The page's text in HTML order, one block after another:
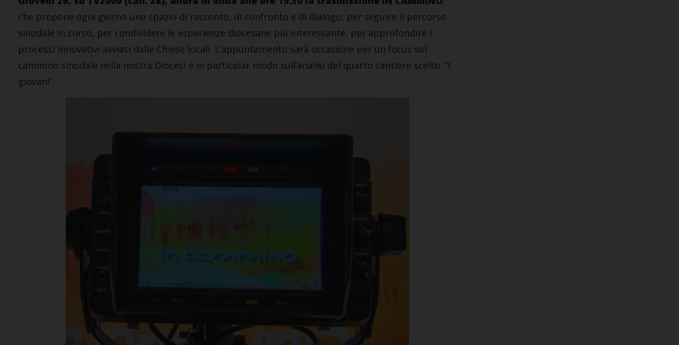
che propone ogni giorno uno spazio di racconto, di confronto e di dialogo, per seguire il percorso
sinodale in corso, per condividere le esperienze diocesane più interessante, per approfondire i
processi innovativi avviati dalle Chiese locali. L’appuntamento sarà occasione per un focus sul
cammino sinodale nella nostra Diocesi e in particolar modo sull’analisi del quarto cantiere scelto: “I
giovani”.